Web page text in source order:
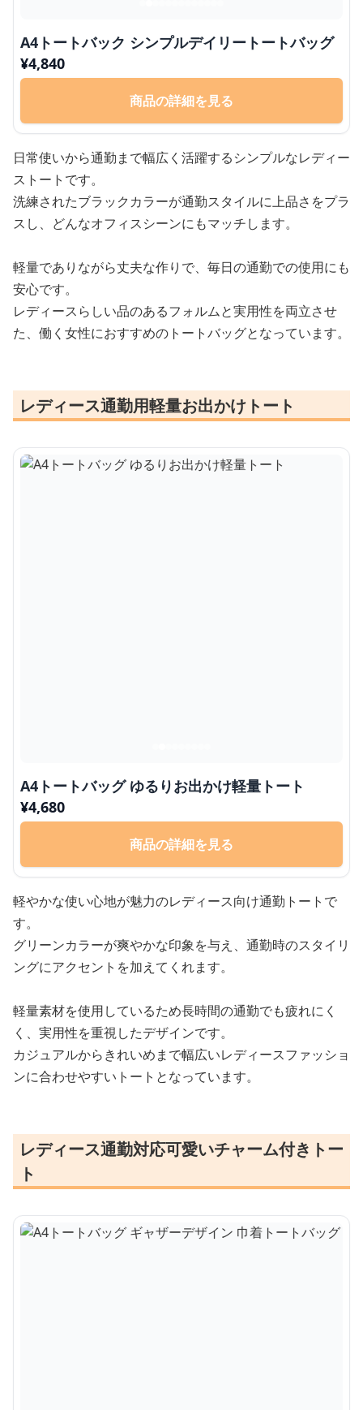
A4トートバック シンプルデイリートートバッグ
¥4,840
商品の詳細を見る
日常使いから通勤まで幅広く活躍するシンプルなレディー
ストートです。
洗練されたブラックカラーが通勤スタイルに上品さをプラ
スし、どんなオフィスシーンにもマッチします。
軽量でありながら丈夫な作りで、毎日の通勤での使用にも
安心です。
レディースらしい品のあるフォルムと実用性を両立させ
た、働く女性におすすめのトートバッグとなっています。
レディース通勤用軽量お出かけトート
A4トートバッグ ゆるりお出かけ軽量トート
¥4,680
商品の詳細を見る
軽やかな使い心地が魅力のレディース向け通勤トートで
す。
グリーンカラーが爽やかな印象を与え、通勤時のスタイリ
ングにアクセントを加えてくれます。
軽量素材を使用しているため長時間の通勤でも疲れにく
く、実用性を重視したデザインです。
カジュアルからきれいめまで幅広いレディースファッショ
ンに合わせやすいトートとなっています。
レディース通勤対応可愛いチャーム付きトー
ト